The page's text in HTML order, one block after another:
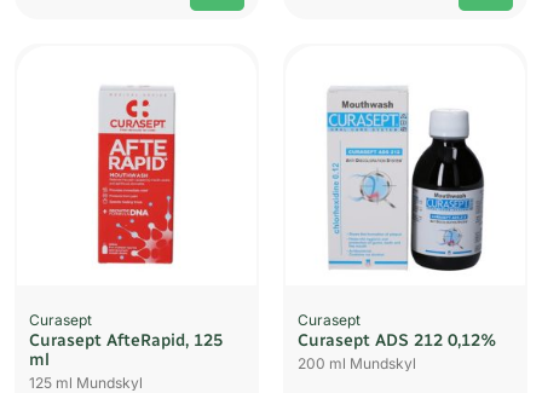
Curasept
Curasept AfteRapid, 125
ml
125 ml Mundskyl
Curasept
Curasept ADS 212 0,12%
200 ml Mundskyl